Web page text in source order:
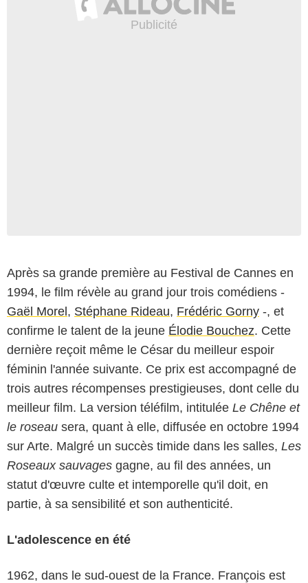
Après sa grande première au Festival de Cannes en
1994, le film révèle au grand jour trois comédiens -
Gaël Morel, Stéphane Rideau, Frédéric Gorny -, et
confirme le talent de la jeune Élodie Bouchez. Cette
dernière reçoit même le César du meilleur espoir
féminin l'année suivante. Ce prix est accompagné de
trois autres récompenses prestigieuses, dont celle du
meilleur film. La version téléfilm, intitulée Le Chêne et
le roseau sera, quant à elle, diffusée en octobre 1994
sur Arte. Malgré un succès timide dans les salles, Les
Roseaux sauvages gagne, au fil des années, un
statut d'œuvre culte et intemporelle qu'il doit, en
partie, à sa sensibilité et son authenticité.
L'adolescence en été
1962, dans le sud-ouest de la France. François est